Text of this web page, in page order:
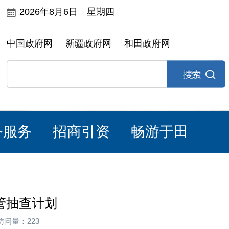
2026年8月6日 星期四
中国政府网 新疆政府网 和田政府网
务 招商引资 畅游于田
抽查计划
问量：223